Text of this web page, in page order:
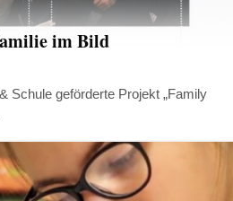
im Bild
Schule geförderte Projekt „Family